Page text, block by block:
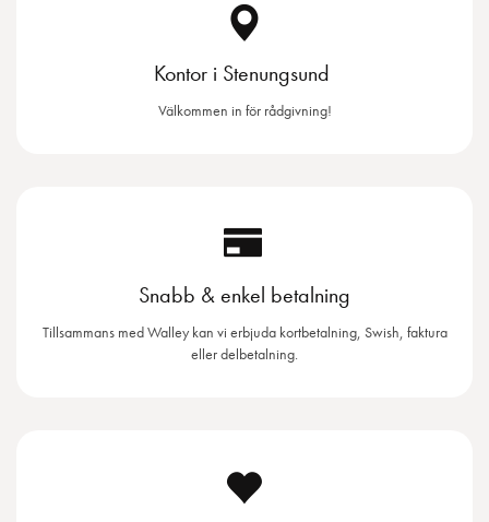
Kontor i Stenungsund
Välkommen in för rådgivning!
Snabb & enkel betalning
Tillsammans med Walley kan vi erbjuda kortbetalning, Swish, faktura
eller delbetalning.